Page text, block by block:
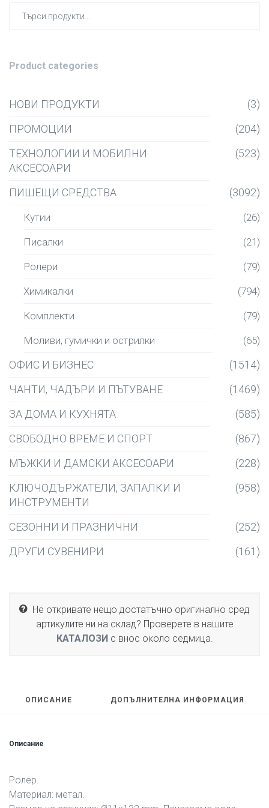
Product categories
НОВИ ПРОДУКТИ
(3)
ПРОМОЦИИ
(204)
ТЕХНОЛОГИИ И МОБИЛНИ
АКСЕСОАРИ
(523)
ПИШЕЩИ СРЕДСТВА (3092)
Кутии (26)
Писалки (21)
Ролери (79)
Химикалки (794)
Комплекти (79)
Моливи, гумички и острилки (65)
ОФИС И БИЗНЕС
(1514)
ЧАНТИ, ЧАДЪРИ И ПЪТУВАНЕ
(1469)
ЗА ДОМА И КУХНЯТА
(585)
СВОБОДНО ВРЕМЕ И СПОРТ
(867)
МЪЖКИ И ДАМСКИ АКСЕСОАРИ
(228)
КЛЮЧОДЪРЖАТЕЛИ, ЗАПАЛКИ И
ИНСТРУМЕНТИ
(958)
СЕЗОННИ И ПРАЗНИЧНИ
(252)
ДРУГИ СУВЕНИРИ
(161)
Не откривате нещо достатъчно оригинално сред
артикулите ни на склад? Проверете в нашите
КАТАЛОЗИс внос около седмица.
ОПИСАНИЕ ДОПЪЛНИТЕЛНА ИНФОРМАЦИЯ
Описание
Ролер.
Материал: метал.